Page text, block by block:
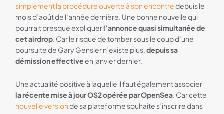
simplement la procédure ouverte à son encontredepuis le
mois d’août de l’année dernière. Une bonne nouvelle qui
pourrait presque expliquerl’annonce quasi simultanée de
cet airdrop. Car le risque de tomber sous le coup d’une
poursuite de Gary Gensler n’existe plus,depuis sa
démission effectiveen janvier dernier.
Une actualité positive à laquelle il faut également associer
la récente mise à jour OS2 opérée par OpenSea. Car cette
nouvelle versionde sa plateforme souhaite s’inscrire dans